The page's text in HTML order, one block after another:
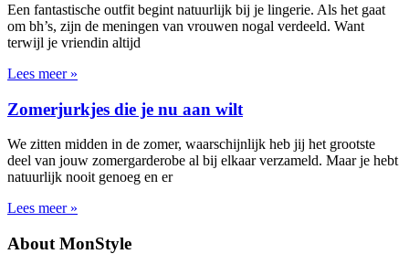
Een fantastische outfit begint natuurlijk bij je lingerie. Als het gaat
om bh’s, zijn de meningen van vrouwen nogal verdeeld. Want
terwijl je vriendin altijd
Lees meer »
Zomerjurkjes die je nu aan wilt
We zitten midden in de zomer, waarschijnlijk heb jij het grootste
deel van jouw zomergarderobe al bij elkaar verzameld. Maar je hebt
natuurlijk nooit genoeg en er
Lees meer »
About MonStyle